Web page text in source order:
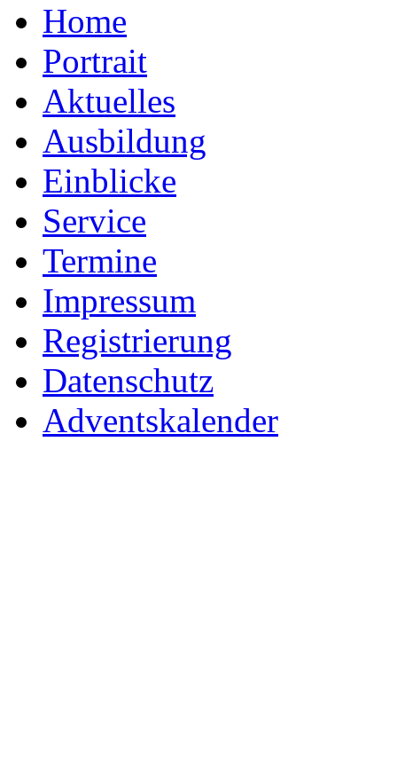
Home
Portrait
Aktuelles
Ausbildung
Einblicke
Service
Termine
Impressum
Registrierung
Datenschutz
Adventskalender